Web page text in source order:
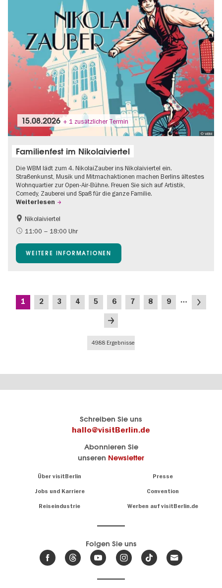
© WBM
15.08.2026 + 1 zusätzlicher Termin
Familienfest im Nikolaiviertel
Die WBM lädt zum 4. NikolaiZauber ins Nikolaiviertel ein.
Straßenkunst, Musik und Mitmachaktionen machen Berlins ältestes
Wohnquartier zur Open-Air-Bühne. Freuen Sie sich auf Artistik,
Comedy, Zauberei und Spaß für die ganze Familie.
Weiterlesen
Barrierefrei
Food
Gratis
Kinder
Nikolaiviertel
11:00 – 18:00 Uhr
WEITERE INFORMATIONEN
Seitennummerierung
Aktuelle
1 Seite
2 Seite
3 Seite
4 Seite
5 Seite
6 Seite
7 Seite
8 Seite
9 …
Nächste
Letzte
4988 Ergebnisse
Schreiben Sie uns
hallo@visitBerlin.de
Abonnieren Sie
unseren Newsletter
Über visitBerlin Presse
Jobs und Karriere Convention
Reiseindustrie Werben auf visitBerlin.de
sind
für Sie da.
Tickets
Wir haben den
Insidertipps
Folgen Sie uns